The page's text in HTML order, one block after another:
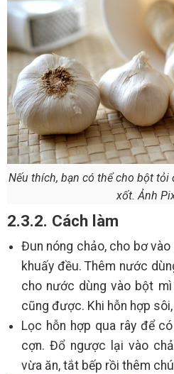
Nếu thích, bạn có thể cho bột
xốt. Ảnh
2.3.2. Cách làm
Đun nóng chảo, cho bơ
khuấy đều. Thêm nước
cho nước dùng vào bột
cũng được. Khi hỗn hợp
Lọc hỗn hợp qua rây để
cợn. Đổ ngược lại vào
vừa ăn, tắt bếp rồi thêm